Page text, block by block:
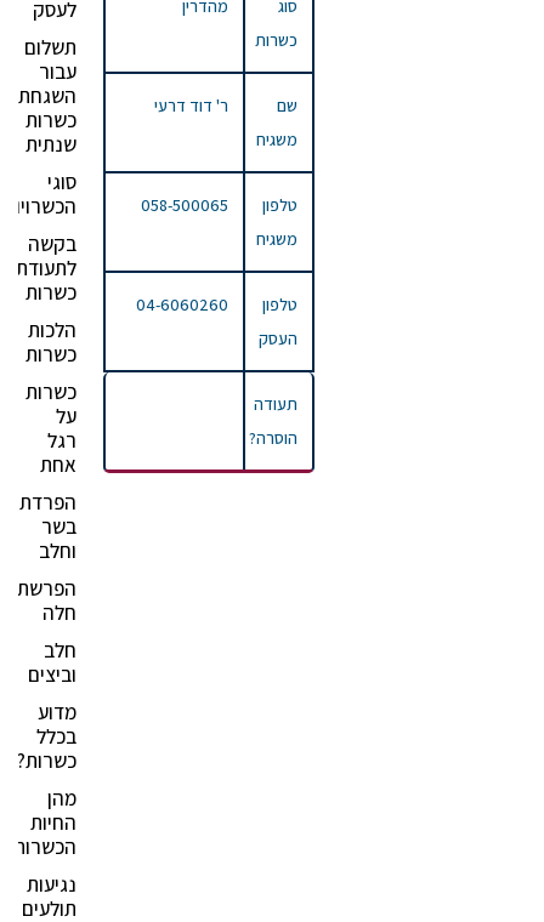
לעסק
תשלום
עבור
השגחת
כשרות
שנתית
סוגי
הכשרויות
בקשה
לתעודת
כשרות
הלכות
כשרות
כשרות
על
רגל
אחת
הפרדת
בשר
וחלב
הפרשת
חלה
חלב
וביצים
מדוע
בכלל
כשרות?
מהן
החיות
הכשרות?
נגיעות
תולעים
סוג
כשרות
מהדרין
שם
משגיח
ר' דוד דרעי
טלפון
משגיח
058-500065
טלפון
העסק
04-6060260
תעודה
הוסרה?